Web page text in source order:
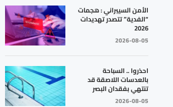
الأمن السيبراني : هجمات
“الفدية” تتصدر تهديدات
2026
2026-08-05
احذروا .. السباحة
بالعدسات اللاصقة قد
تنتهي بفقدان البصر
2026-08-05